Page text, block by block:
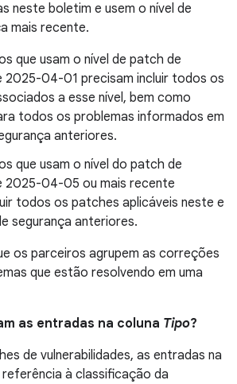
neste boletim e usem o nível de
mais recente.
que usam o nível de patch de
2025-04-01 precisam incluir todos os
a esse nível, bem como
todos os problemas informados em
anteriores.
que usam o nível do patch de
2025-04-05 ou mais recente
todos os patches aplicáveis neste e
segurança anteriores.
os parceiros agrupem as correções
que estão resolvendo em uma
as entradas na coluna Tipo?
de vulnerabilidades, as entradas na
à classificação da